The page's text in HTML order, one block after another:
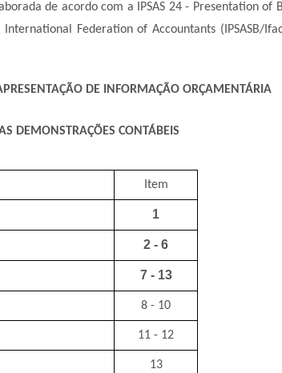
de acordo com a IPSAS 24 - Presentation
Federation of Accountants (IPSASB/
DE INFORMAÇÃO ORÇAMENTÁRIA
DEMONSTRAÇÕES CONTÁBEIS
Item
1
2 - 6
7 - 13
8 - 10
11 - 12
13